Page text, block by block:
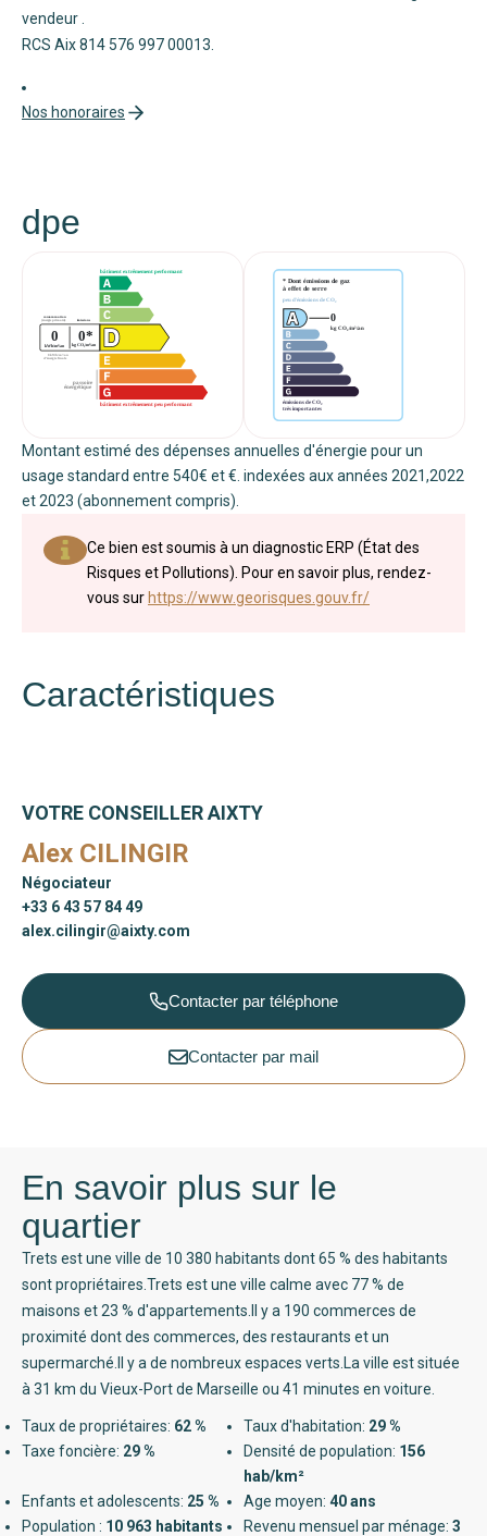
vendeur .
RCS Aix 814 576 997 00013.
Nos honoraires
dpe
Montant estimé des dépenses annuelles d'énergie pour un
usage standard entre 540€ et €. indexées aux années 2021,2022
et 2023 (abonnement compris).
Ce bien est soumis à un diagnostic ERP (État des
Risques et Pollutions). Pour en savoir plus, rendez-
vous sur https://www.georisques.gouv.fr/
Caractéristiques
VOTRE CONSEILLER AIXTY
Alex CILINGIR
Négociateur
+33 6 43 57 84 49
alex.cilingir@aixty.com
Contacter par téléphone
Contacter par mail
En savoir plus sur le
quartier
Trets est une ville de 10 380 habitants dont 65 % des habitants
sont propriétaires.Trets est une ville calme avec 77 % de
maisons et 23 % d'appartements.Il y a 190 commerces de
proximité dont des commerces, des restaurants et un
supermarché.Il y a de nombreux espaces verts.La ville est située
à 31 km du Vieux-Port de Marseille ou 41 minutes en voiture.
Taux de propriétaires: 62 % Taux d'habitation: 29 %
Taxe foncière: 29 % Densité de population: 156
hab/km²
Enfants et adolescents: 25 % Age moyen: 40 ans
Population : 10 963 habitants Revenu mensuel par ménage: 3